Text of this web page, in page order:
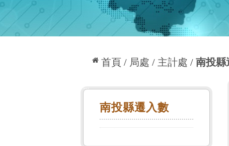
首頁 局處 主計處 南投縣
南投縣遷入數